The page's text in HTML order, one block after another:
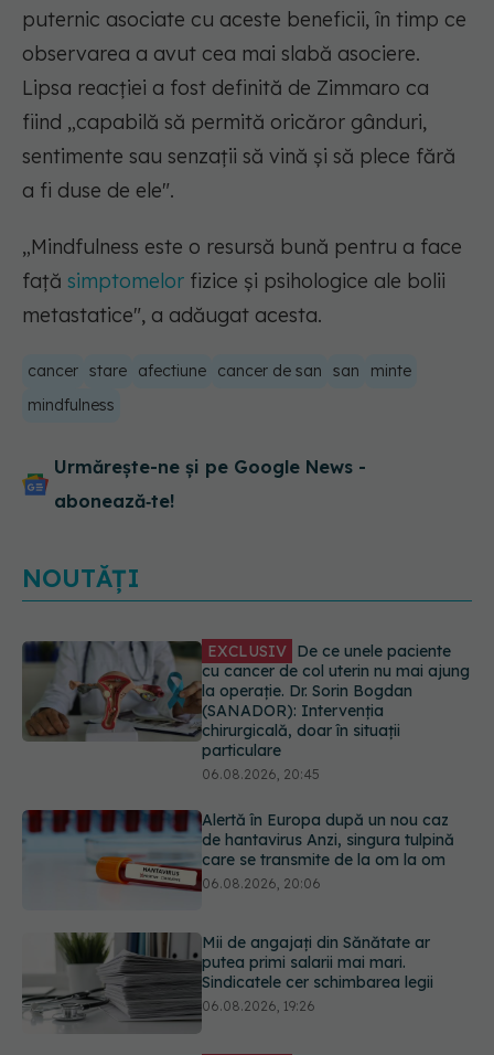
puternic asociate cu aceste beneficii, în timp ce
observarea a avut cea mai slabă asociere.
Lipsa reacției a fost definită de Zimmaro ca
fiind „capabilă să permită oricăror gânduri,
sentimente sau senzații să vină și să plece fără
a fi duse de ele".
„Mindfulness este o resursă bună pentru a face
față simptomelor fizice și psihologice ale bolii
metastatice", a adăugat acesta.
cancer stare afectiune cancer de san san
minte
mindfulness
Urmărește-ne și pe Google News -
abonează‑te!
NOUTĂȚI
Alertă în Europa după un nou caz
de hantavirus Anzi, singura tulpină
care se transmite de la om la om
06.08.2026, 20:06
Mii de angajați din Sănătate ar
Sindicatele cer schimbarea legii
06.08.2026, 19:26
Sorin Bogdan (SANADOR): Chirurgia
este indicată doar punctual, pentru
anumite categorii de paciente
06.08.2026, 19:05